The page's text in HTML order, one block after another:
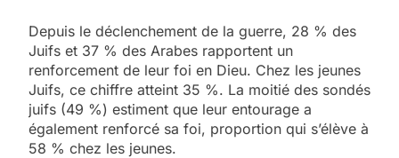
Depuis le déclenchement de la guerre, 28 % des
Juifs et 37 % des Arabes rapportent un
renforcement de leur foi en Dieu. Chez les jeunes
Juifs, ce chiffre atteint 35 %. La moitié des sondés
juifs (49 %) estiment que leur entourage a
également renforcé sa foi, proportion qui s’élève à
58 % chez les jeunes.